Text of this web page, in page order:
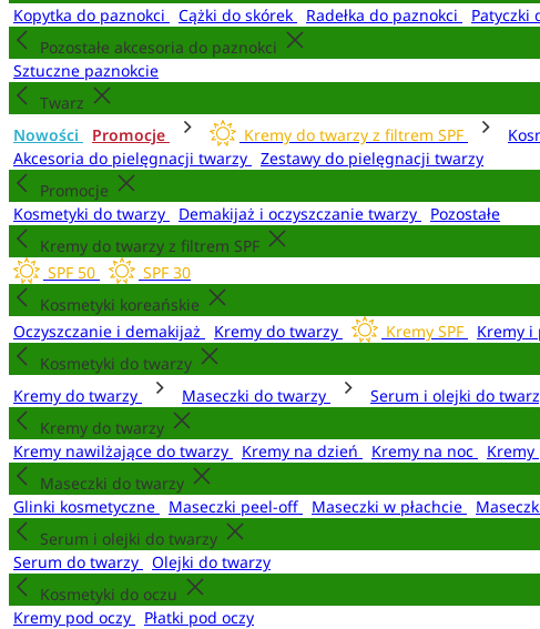
Kopytka do paznokci
Cążki do skórek Radełka do paznokci
Patyczki
Pozostałe akcesoria do paznokci
Sztuczne paznokcie
Twarz
Nowości
Promocje Kremy do twarzy z filtrem SPF
Akcesoria do pielęgnacji twarzy
Zestawy do pielęgnacji twarzy
Promocje
Kosmetyki do twarzy
Demakijaż i oczyszczanie twarzy
Pozostałe
Kremy do twarzy z filtrem SPF
SPF 50
SPF 30
Kosmetyki koreańskie
Oczyszczanie i demakijaż
Kremy do twarzy Kremy SPF Kremy i
Kosmetyki do twarzy
Kremy do twarzy
Maseczki do twarzy Serum i olejki do
Kremy do twarzy
Kremy nawilżające do twarzy
Kremy na dzień Kremy na noc Kremy
Maseczki do twarzy
Glinki kosmetyczne
Maseczki peel-off Maseczki w płachcie
Serum i olejki do twarzy
Serum do twarzy
Olejki do twarzy
Kosmetyki do oczu
Kremy pod oczy
Płatki pod oczy